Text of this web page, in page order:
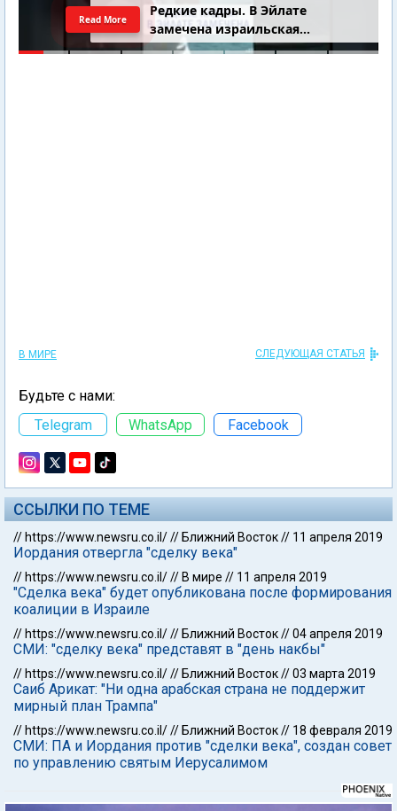
В МИРЕ
Будьте с нами:
Telegram
WhatsApp Facebook
ССЫЛКИ ПО ТЕМЕ
//https://www.newsru.co.il///Ближний Восток//11 апреля 2019
Иордания отвергла "сделку века"
// https://www.newsru.co.il/ // В мире// 11 апреля 2019
"Сделка века" будет опубликована после формирования
коалиции в Израиле
04 апреля 2019